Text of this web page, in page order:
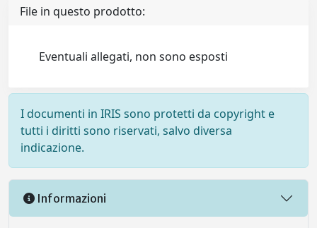
File in questo prodotto:
Eventuali allegati, non sono esposti
I documenti in IRIS sono protetti da copyright e
tutti i diritti sono riservati, salvo diversa
indicazione.
Informazioni